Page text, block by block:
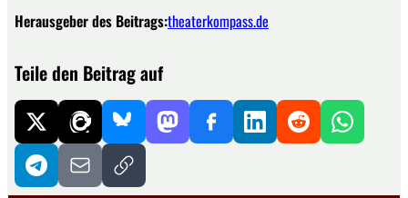
Herausgeber des Beitrags:theaterkompass.de
Teile den Beitrag auf